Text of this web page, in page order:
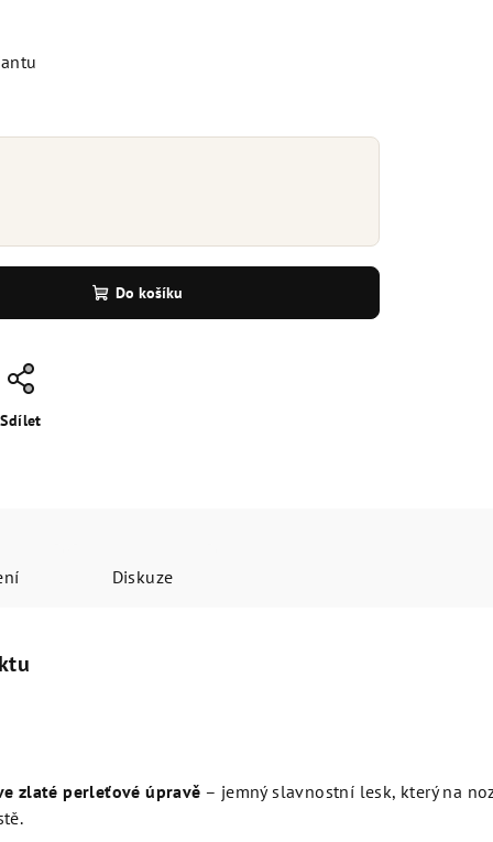
Do košíku
Sdílet
Diskuze
zlaté perleťové úpravě – jemný slavnostní lesk, který na